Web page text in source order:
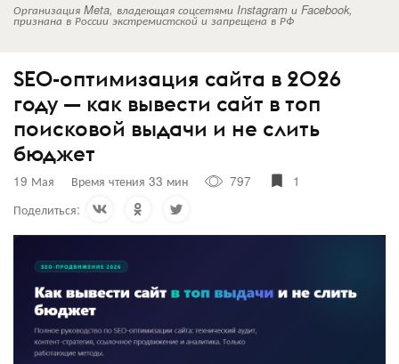
Организация Meta, владеющая соцсетями Instagram и Facebook,
признана в России экстремистской и запрещена в РФ
SEO-оптимизация сайта в 2026
году — как вывести сайт в топ
поисковой выдачи и не слить
бюджет
19 Мая Время чтения 33 мин 797
1
Поделиться: